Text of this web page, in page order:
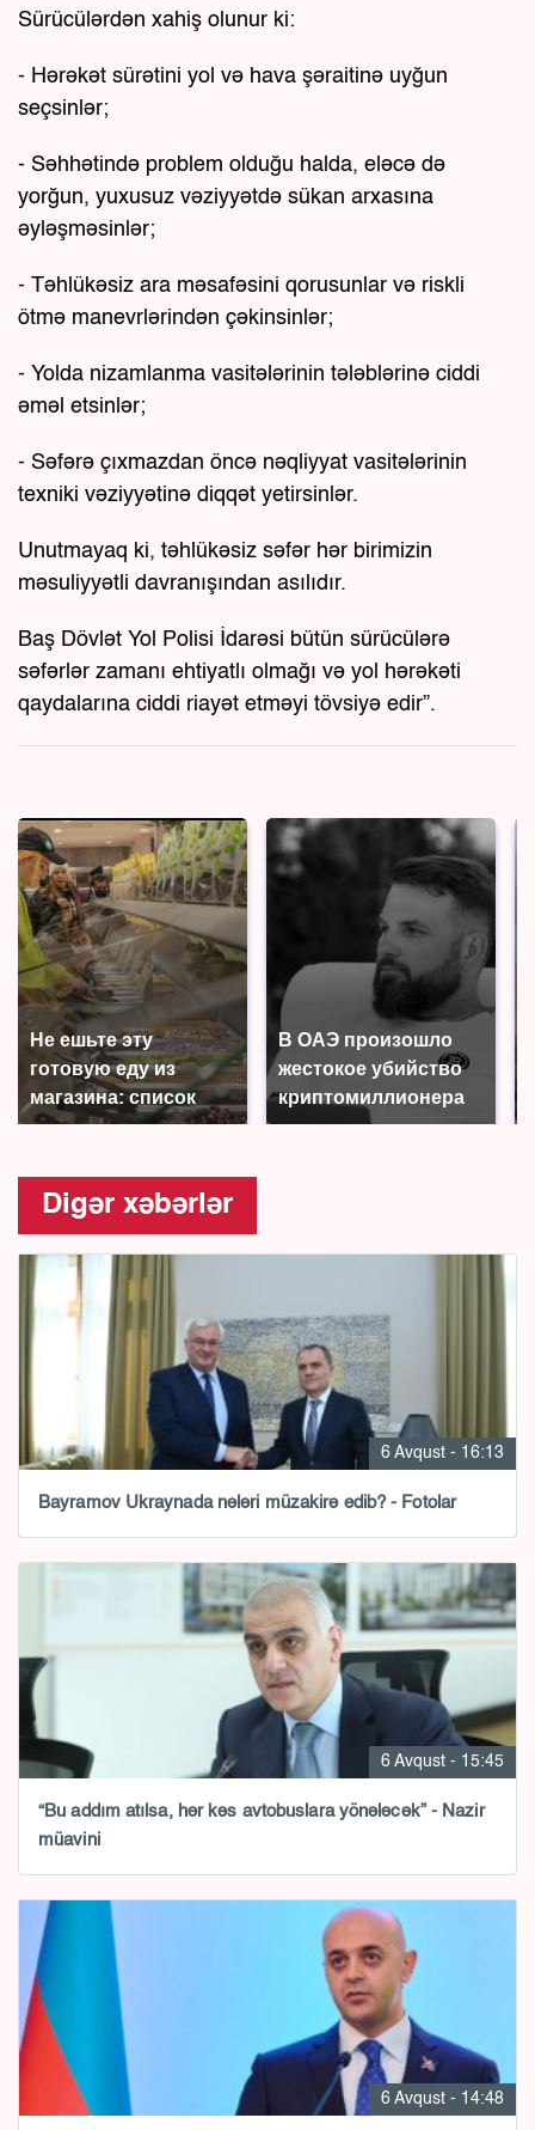
Sürücülərdən xahiş olunur ki:
- Hərəkət sürətini yol və hava şəraitinə uyğun
seçsinlər;
- Səhhətində problem olduğu halda, eləcə də
yorğun, yuxusuz vəziyyətdə sükan arxasına
əyləşməsinlər;
- Təhlükəsiz ara məsafəsini qorusunlar və riskli
ötmə manevrlərindən çəkinsinlər;
- Yolda nizamlanma vasitələrinin tələblərinə ciddi
əməl etsinlər;
- Səfərə çıxmazdan öncə nəqliyyat vasitələrinin
texniki vəziyyətinə diqqət yetirsinlər.
Unutmayaq ki, təhlükəsiz səfər hər birimizin
məsuliyyətli davranışından asılıdır.
Baş Dövlət Yol Polisi İdarəsi bütün sürücülərə
səfərlər zamanı ehtiyatlı olmağı və yol hərəkəti
qaydalarına ciddi riayət etməyi tövsiyə edir”.
Не ешьте эту
готовую еду из
магазина: список
В ОАЭ произошло
жестокое убийство
криптомиллионера
Digər xəbərlər
6 Avqust - 16:13
Bayramov Ukraynada nələri müzakirə edib? - Fotolar
6 Avqust - 15:45
“Bu addım atılsa, hər kəs avtobuslara yönələcək” - Nazir
müavini
6 Avqust - 14:48